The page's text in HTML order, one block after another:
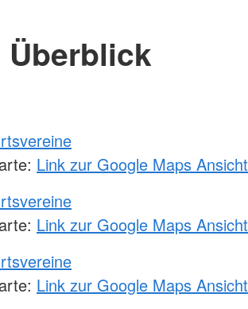
Link zur Google Maps Ansicht
Link zur Google Maps Ansicht
Link zur Google Maps Ansicht